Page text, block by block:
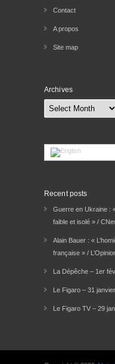
Contact
A propos
Site map
Archives
Archives
Recent posts
Guerre en Ukraine :
faible et isolé » /
Alain Bauer : «
française » /
La Dépêche – 1er
Le Figaro – 31
Le Figaro TV – 29